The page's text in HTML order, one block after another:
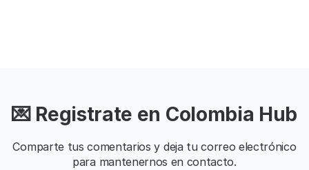
💌 Registrate en Colombia Hub
Comparte tus comentarios y deja tu correo electrónico
para mantenernos en contacto.